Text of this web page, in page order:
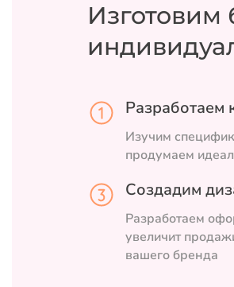
Изготовим
Разработаем
Изучим
продумаем
Создадим
Разработаем
увеличит
вашего бренда